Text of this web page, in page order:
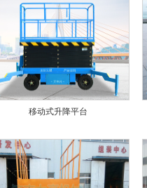
移动式升降平台